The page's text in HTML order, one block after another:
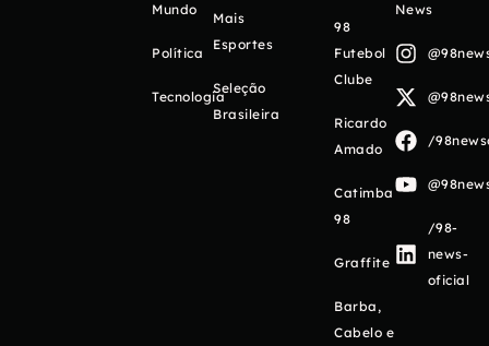
Mundo
Política
Tecnologia
Mais
Esportes
Seleção
Brasileira
98
Futebol
Clube
Ricardo
Amado
Catimba
98
Graffite
Barba,
Cabelo e
News
/
/98-
news-
oficial